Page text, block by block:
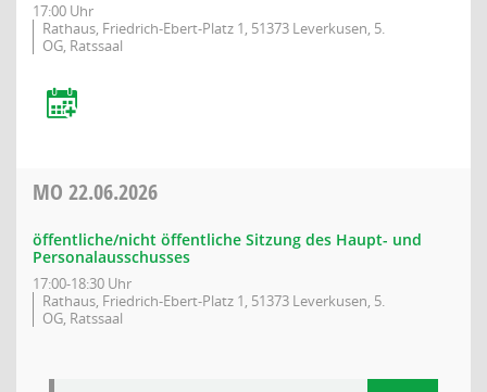
17:00 Uhr
Rathaus, Friedrich-Ebert-Platz 1, 51373 Leverkusen, 5.
OG, Ratssaal
MO 22.06.2026
öffentliche/nicht öffentliche Sitzung des Haupt- und
Personalausschusses
17:00-18:30 Uhr
Rathaus, Friedrich-Ebert-Platz 1, 51373 Leverkusen, 5.
OG, Ratssaal